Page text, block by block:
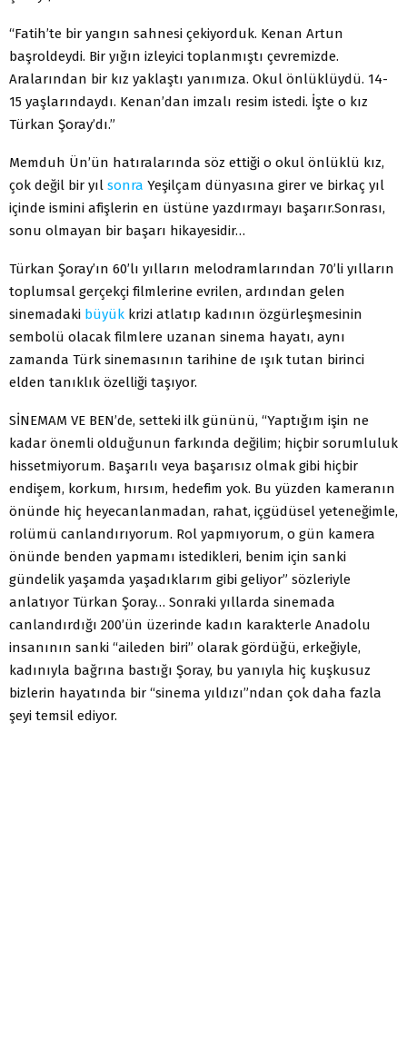
“Fatih’te bir yangın sahnesi çekiyorduk. Kenan Artun
başroldeydi. Bir yığın izleyici toplanmıştı çevremizde.
Aralarından bir kız yaklaştı yanımıza. Okul önlüklüydü. 14-
15 yaşlarındaydı. Kenan’dan imzalı resim istedi. İşte o kız
Türkan Şoray’dı.”
Memduh Ün’ün hatıralarında söz ettiği o okul önlüklü kız,
çok değil bir yıl sonra Yeşilçam dünyasına girer ve birkaç yıl
içinde ismini afişlerin en üstüne yazdırmayı başarır.Sonrası,
sonu olmayan bir başarı hikayesidir…
Türkan Şoray’ın 60’lı yılların melodramlarından 70’li yılların
toplumsal gerçekçi filmlerine evrilen, ardından gelen
sinemadaki büyük krizi atlatıp kadının özgürleşmesinin
sembolü olacak filmlere uzanan sinema hayatı, aynı
zamanda Türk sinemasının tarihine de ışık tutan birinci
elden tanıklık özelliği taşıyor.
SİNEMAM VE BEN’de, setteki ilk gününü, “Yaptığım işin ne
kadar önemli olduğunun farkında değilim; hiçbir sorumluluk
hissetmiyorum. Başarılı veya başarısız olmak gibi hiçbir
endişem, korkum, hırsım, hedefim yok. Bu yüzden kameranın
önünde hiç heyecanlanmadan, rahat, içgüdüsel yeteneğimle,
rolümü canlandırıyorum. Rol yapmıyorum, o gün kamera
önünde benden yapmamı istedikleri, benim için sanki
gündelik yaşamda yaşadıklarım gibi geliyor” sözleriyle
anlatıyor Türkan Şoray… Sonraki yıllarda sinemada
canlandırdığı 200’ün üzerinde kadın karakterle Anadolu
insanının sanki “aileden biri” olarak gördüğü, erkeğiyle,
kadınıyla bağrına bastığı Şoray, bu yanıyla hiç kuşkusuz
bizlerin hayatında bir “sinema yıldızı”ndan çok daha fazla
şeyi temsil ediyor.